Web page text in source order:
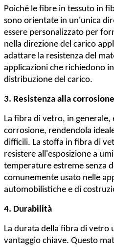
Poiché le fibre in tessuto in
sono orientate in un'unica
essere personalizzato per
nella direzione del carico
adattare la resistenza del
applicazioni che richiedono
distribuzione del carico.
3. Resistenza alla corrosione
La fibra di vetro, in generale,
corrosione, rendendola
difficili. La stoffa in fibra di
resistere all'esposizione a
temperature estreme senza
comunemente usato nelle
automobilistiche e di
4. Durabilità
La durata della fibra di vetro
vantaggio chiave. Questo